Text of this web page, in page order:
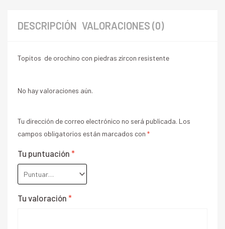
DESCRIPCIÓN VALORACIONES (0)
Topitos de orochino con piedras zircon resistente
No hay valoraciones aún.
Tu dirección de correo electrónico no será publicada. Los
campos obligatorios están marcados con *
Tu puntuación *
Tu valoración *